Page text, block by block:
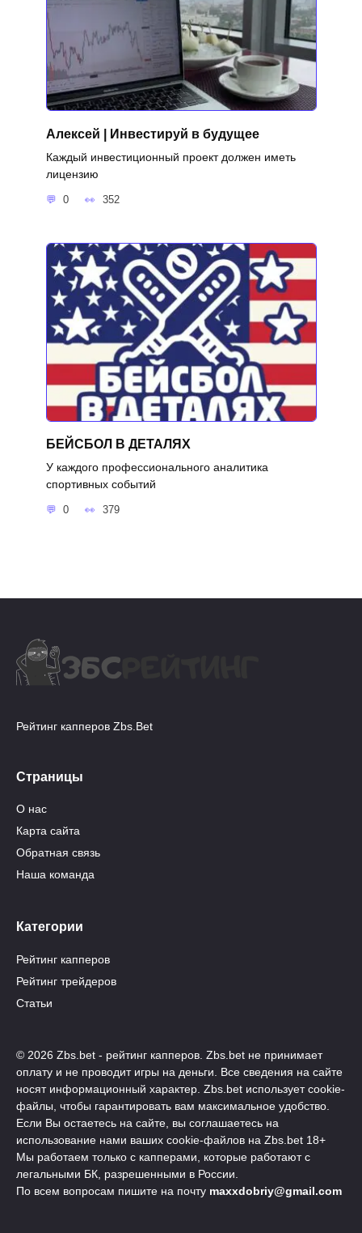
Алексей | Инвестируй в будущее
Каждый инвестиционный проект должен иметь
лицензию
0 352
БЕЙСБОЛ В ДЕТАЛЯХ
У каждого профессионального аналитика
спортивных событий
0 379
Рейтинг капперов Zbs.Bet
Страницы
О нас
Карта сайта
Обратная связь
Наша команда
Категории
Рейтинг капперов
Рейтинг трейдеров
Статьи
© 2026 Zbs.bet - рейтинг капперов. Zbs.bet не принимает
оплату и не проводит игры на деньги. Все сведения на сайте
носят информационный характер. Zbs.bet использует cookie-
файлы, чтобы гарантировать вам максимальное удобство.
Если Вы остаетесь на сайте, вы соглашаетесь на
использование нами ваших cookie-файлов на Zbs.bet 18+
Мы работаем только с капперами, которые работают с
легальными БК, разрешенными в России.
По всем вопросам пишите на почту maxxdobriy@gmail.com